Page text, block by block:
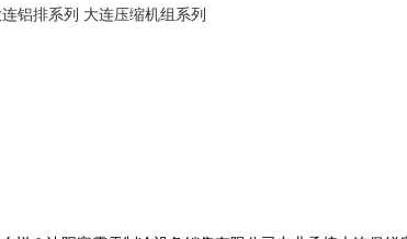
铝排系列 大连压缩机组系列